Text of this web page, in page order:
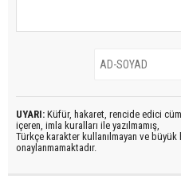
UYARI: Küfür, hakaret, rencide edici
içeren, imla kuralları ile yazılmamış,
Türkçe karakter kullanılmayan ve büyük
onaylanmamaktadır.